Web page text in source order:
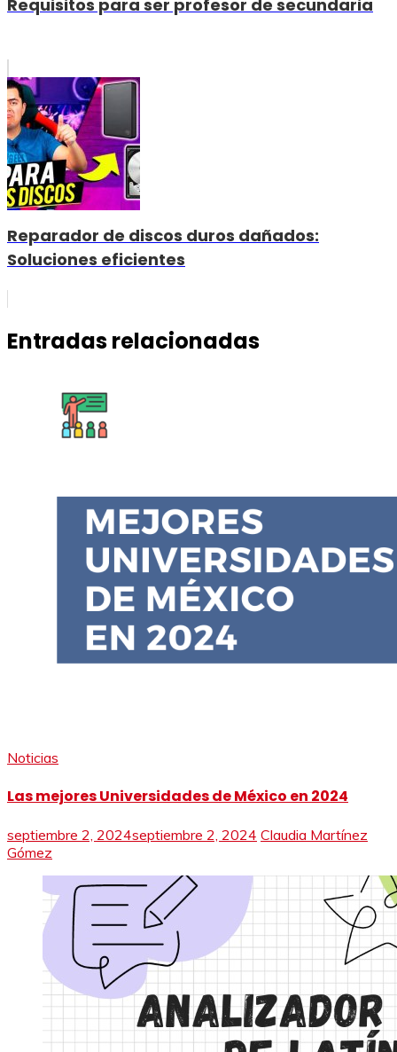
Requisitos para ser profesor de secundaria
Reparador de discos duros dañados:
Soluciones eficientes
Entradas relacionadas
Noticias
Las mejores Universidades de México en 2024
septiembre 2, 2024septiembre 2, 2024 Claudia Martínez
Gómez